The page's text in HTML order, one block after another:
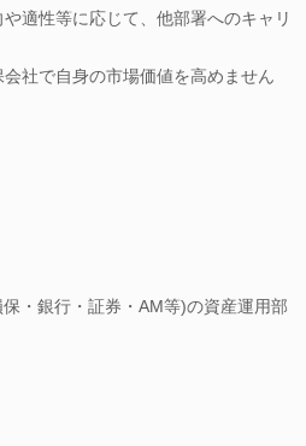
適性等に応じて、他部署へのキャリ
社で自身の市場価値を高めません
・銀行・証券・AM等)の資産運用部